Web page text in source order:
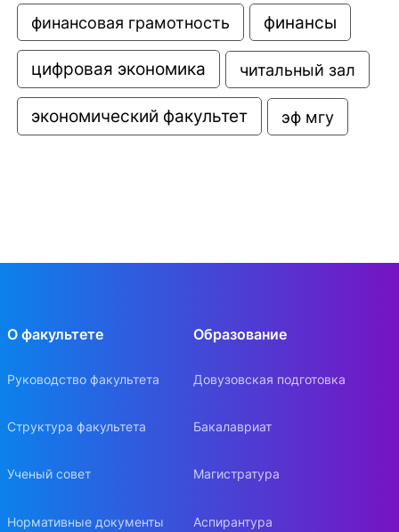
финансовая грамотность финансы
цифровая экономика читальный зал
экономический факультет эф мгу
О факультете
Руководство факультета
Структура факультета
Ученый совет
Нормативные документы
Образование
Довузовская подготовка
Бакалавриат
Магистратура
Аспирантура